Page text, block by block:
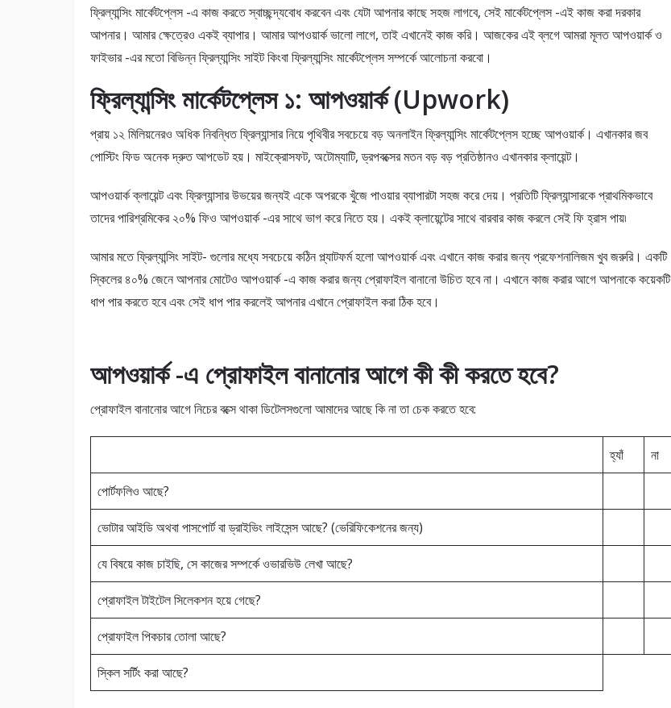
ফ্রিল্যান্সিং মার্কেটপ্লেস -এ কাজ করতে স্বাচ্ছন্দ্যবােধ করবেন এবং যেটা আপনার কাছে সহজ লাগবে, সেই মার্কেটপ্লেস -এই কাজ করা দরকার
আপনার। আমার ক্ষেত্রেও একই ব্যাপার। আমার আপওয়ার্ক ভালাে লাগে, তাই এখানেই কাজ করি। আজকের এই ব্লগে আমরা মূলত আপওয়ার্ক ও
ফাইভার -এর মতো বিভিন্ন ফ্রিল্যান্সিং সাইট কিংবা ফ্রিল্যান্সিং মার্কেটপ্লেস সম্পর্কে আলোচনা করবো।
ফ্রিল্যান্সিং মার্কেটপ্লেস ১: আপওয়ার্ক (Upwork)
প্রায় ১২ মিলিয়নেরও অধিক নিবন্ধিত ফ্রিল্যান্সার নিয়ে পৃথিবীর সবচেয়ে বড় অনলাইন ফ্রিল্যান্সিং মার্কেটপ্লেস হচ্ছে আপওয়ার্ক। এখানকার জব
পোস্টিং ফিড অনেক দ্রুত আপডেট হয়। মাইক্রোসফট, অটোম্যাটি, ড্রপবক্সের মতন বড় বড় প্রতিষ্ঠানও এখানকার ক্লায়েন্ট।
আপওয়ার্ক ক্লায়েন্ট এবং ফ্রিল্যান্সার উভয়ের জন্যই একে অপরকে খুঁজে পাওয়ার ব্যাপারটা সহজ করে দেয়। প্রতিটি ফ্রিল্যান্সারকে প্রাথমিকভাবে
তাদের পারিশ্রমিকের ২০% ফিও আপওয়ার্ক -এর সাথে ভাগ করে নিতে হয়। একই ক্লায়েন্টের সাথে বারবার কাজ করলে সেই ফি হ্রাস পায়৷
আমার মতে ফ্রিল্যান্সিং সাইট- গুলোর মধ্যে সবচেয়ে কঠিন প্ল্যাটফর্ম হলো আপওয়ার্ক এবং এখানে কাজ করার জন্য প্রফেশনালিজম খুব জরুরি। একটি
স্কিলের ৪০% জেনে আপনার মােটেও আপওয়ার্ক -এ কাজ করার জন্য প্রোফাইল বানানো উচিত হবে না। এখানে কাজ করার আগে আপনাকে কয়েকটি
ধাপ পার করতে হবে এবং সেই ধাপ পার করলেই আপনার এখানে প্রােফাইল করা ঠিক হবে।
আপওয়ার্ক -এ প্রােফাইল বানানাের আগে কী কী করতে হবে?
প্রােফাইল বানানাের আগে নিচের বক্সে থাকা ডিটেলসগুলাে আমাদের আছে কি না তা চেক করতে হবে:
হ্যাঁ না
পাের্টফলিও আছে?
ভােটার আইডি অথবা পাসপাের্ট বা ড্রাইভিং লাইসেন্স আছে? (ভেরিফিকেশনের জন্য)
যে বিষয়ে কাজ চাইছি, সে কাজের সম্পর্কে ওভারভিউ লেখা আছে?
প্রোফাইল টাইটেল সিলেকশন হয়ে গেছে?
প্রােফাইল পিকচার তোলা আছে?
স্কিল সর্টিং করা আছে?